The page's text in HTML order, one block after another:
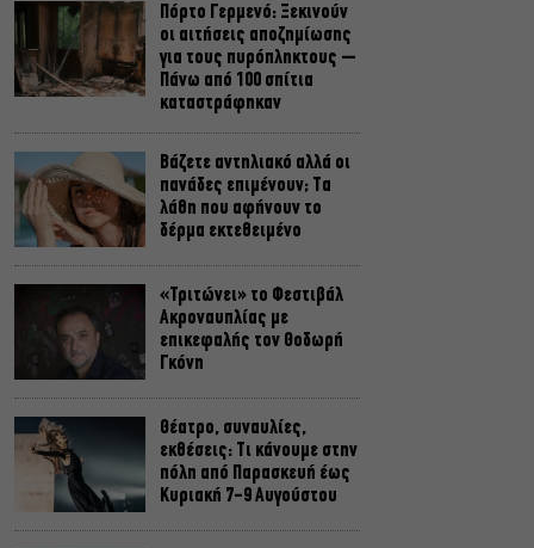
Πόρτο Γερμενό: Ξεκινούν
οι αιτήσεις αποζημίωσης
για τους πυρόπληκτους –
Πάνω από 100 σπίτια
καταστράφηκαν
Βάζετε αντηλιακό αλλά οι
πανάδες επιμένουν; Τα
λάθη που αφήνουν το
δέρμα εκτεθειμένο
«Τριτώνει» το Φεστιβάλ
Ακροναυπλίας με
επικεφαλής τον Θοδωρή
Γκόνη
Θέατρο, συναυλίες,
εκθέσεις: Τι κάνουμε στην
πόλη από Παρασκευή έως
Κυριακή 7-9 Αυγούστου